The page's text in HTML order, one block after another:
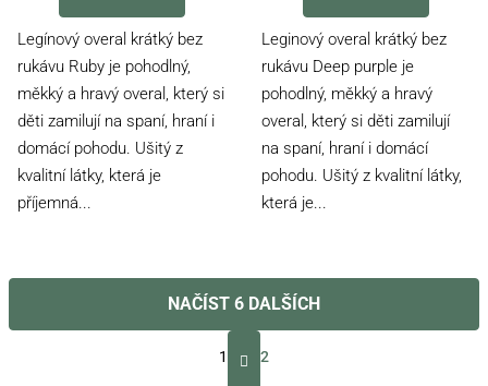
Legínový overal krátký bez
rukávu Ruby je pohodlný,
měkký a hravý overal, který si
děti zamilují na spaní, hraní i
domácí pohodu. Ušitý z
kvalitní látky, která je
příjemná...
Leginový overal krátký bez
rukávu Deep purple je
pohodlný, měkký a hravý
overal, který si děti zamilují
na spaní, hraní i domácí
pohodu. Ušitý z kvalitní látky,
která je...
NAČÍST 6 DALŠÍCH
t
1 2